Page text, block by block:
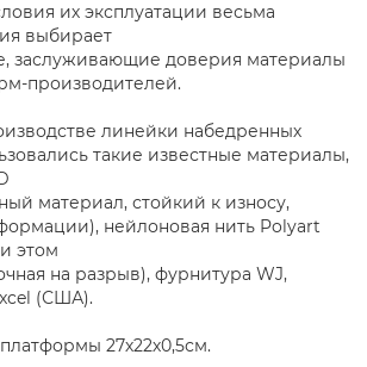
их эксплуатации весьма
выбирает
заслуживающие доверия материалы
производителей.
линейки набедренных
такие известные материалы,
материал, стойкий к износу,
нейлоновая нить Polyart
этом
на разрыв), фурнитура WJ,
(США).
27х22х0,5см.